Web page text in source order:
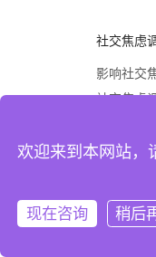
社交焦虑
社交焦虑
注册
欢迎来到本网站，
现在咨询 稍后